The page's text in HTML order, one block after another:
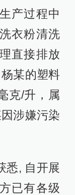
产过程中
衣粉清洗
直接排放
某的塑料
克/升，属
涉嫌污染
悉, 自开展
已有各级